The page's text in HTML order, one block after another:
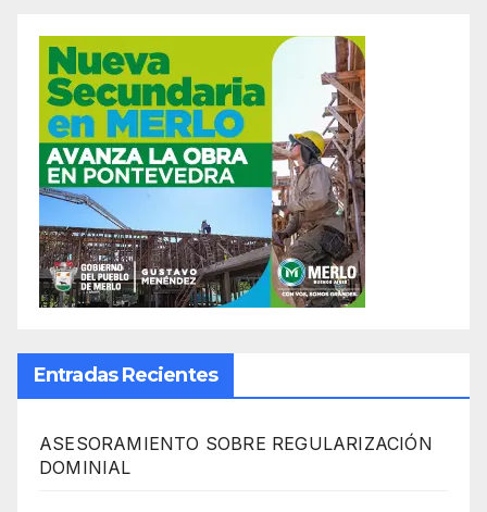
Entradas Recientes
ASESORAMIENTO SOBRE REGULARIZACIÓN
DOMINIAL